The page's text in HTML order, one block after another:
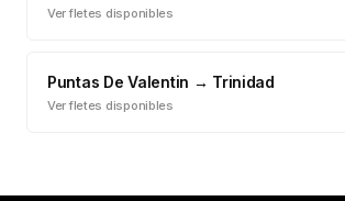
Ver fletes disponibles
Puntas De Valentin → Trinidad
Ver fletes disponibles